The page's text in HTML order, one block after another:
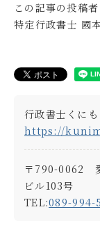
この記事の投稿者
特定行政書士 國
行政書士くに
https://
〒790-0062
ビル103号
TEL:089-994-